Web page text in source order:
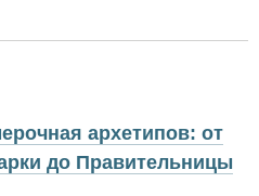
архетипов: от
до Правительницы